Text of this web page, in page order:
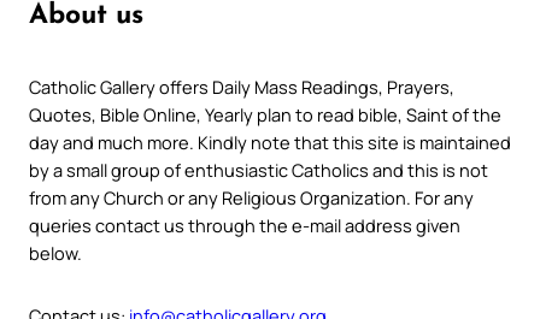
About us
Catholic Gallery offers Daily Mass Readings, Prayers,
Quotes, Bible Online, Yearly plan to read bible, Saint of the
day and much more. Kindly note that this site is maintained
by a small group of enthusiastic Catholics and this is not
from any Church or any Religious Organization. For any
queries contact us through the e-mail address given
below.